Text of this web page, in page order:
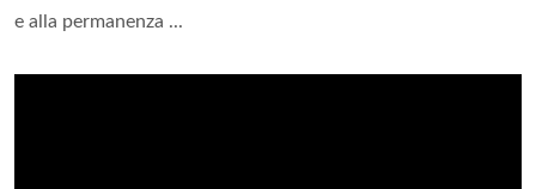
e alla permanenza ...